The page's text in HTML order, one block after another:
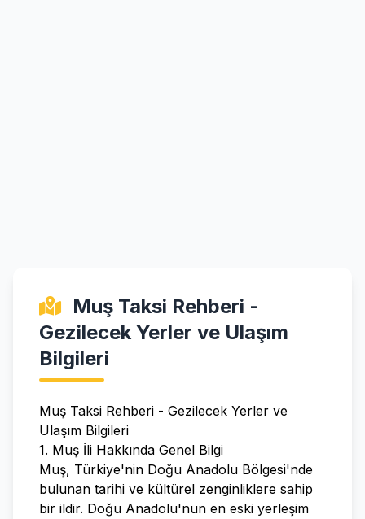
Muş Taksi Rehberi -
Gezilecek Yerler ve Ulaşım
Bilgileri
Muş Taksi Rehberi - Gezilecek Yerler ve
Ulaşım Bilgileri
1. Muş İli Hakkında Genel Bilgi
Muş, Türkiye'nin Doğu Anadolu Bölgesi'nde
bulunan tarihi ve kültürel zenginliklere sahip
bir ildir. Doğu Anadolu'nun en eski yerleşim